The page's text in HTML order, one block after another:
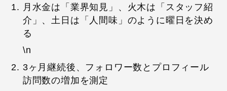
月水金は「業界知見」、火木は「スタッフ紹
介」、土日は「人間味」のように曜日を決め
る
\n
3ヶ月継続後、フォロワー数とプロフィール
訪問数の増加を測定